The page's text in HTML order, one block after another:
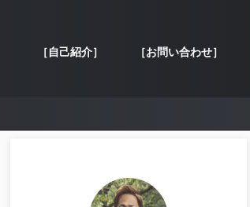
［自己紹介］ ［お問い合わせ］